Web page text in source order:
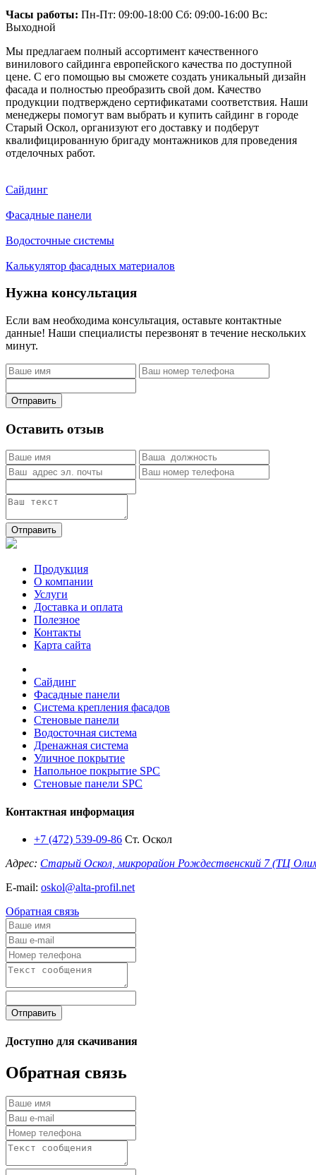
Часы работы: Пн-Пт: 09:00-18:00 Сб: 09:00-16:00 Вс:
Выходной
Мы предлагаем полный ассортимент качественного
винилового сайдинга европейского качества по доступной
цене. С его помощью вы сможете создать уникальный дизайн
фасада и полностью преобразить свой дом. Качество
продукции подтверждено сертификатами соответствия. Наши
менеджеры помогут вам выбрать и купить сайдинг в городе
Старый Оскол, организуют его доставку и подберут
квалифицированную бригаду монтажников для проведения
отделочных работ.
Сайдинг
Фасадные панели
Водосточные системы
Калькулятор фасадных материалов
Нужна консультация
Если вам необходима консультация, оставьте контактные
данные! Наши специалисты перезвонят в течение нескольких
минут.
Отправить
Оставить отзыв
Отправить
Продукция
О компании
Услуги
Доставка и оплата
Полезное
Контакты
Карта сайта
Сайдинг
Фасадные панели
Система крепления фасадов
Стеновые панели
Водосточная система
Дренажная система
Уличное покрытие
Напольное покрытие SPC
Стеновые панели SPC
Контактная информация
+7 (472) 539-09-86 Ст. Оскол
Адрес: Старый Оскол, микрорайон Рождественский 7 (ТЦ
E-mail: oskol@alta-profil.net
Обратная связь
Отправить
Доступно для скачивания
Обратная связь